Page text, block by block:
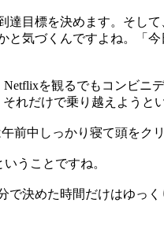
目標を決めます。そし
気づくんですよね。「
を観るでもコンビニ
れだけで乗り越えようと
前中しっかり寝て頭をク
うことですね。
決めた時間だけはゆっ